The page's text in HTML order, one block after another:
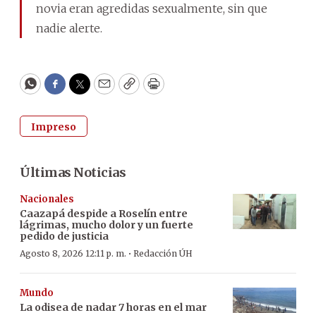
novia eran agredidas sexualmente, sin que
nadie alerte.
WhatsApp
Facebook
Twitter
EmailCopyPrint
Impreso
Últimas Noticias
Nacionales
Caazapá despide a Roselín entre
lágrimas, mucho dolor y un fuerte
pedido de justicia
Agosto 8, 2026 12:11 p. m. · Redacción ÚH
Mundo
La odisea de nadar 7 horas en el mar